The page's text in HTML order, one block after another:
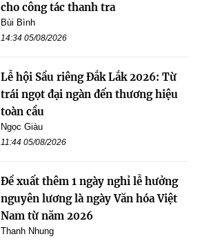
cho công tác thanh tra
Bùi Bình
14:34 05/08/2026
Lễ hội Sầu riêng Đắk Lắk 2026: Từ
trái ngọt đại ngàn đến thương hiệu
toàn cầu
Ngọc Giàu
11:44 05/08/2026
Đề xuất thêm 1 ngày nghỉ lễ hưởng
nguyên lương là ngày Văn hóa Việt
Nam từ năm 2026
Thanh Nhung